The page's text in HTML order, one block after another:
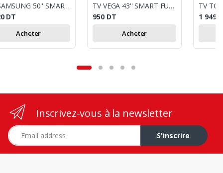
TV SAMSUNG 50'' SMART CU7000 CRYSTAL UHD 4K (2023) + ABONNEMENT TOD 3 MOIS
DT
Acheter
TV VEGA 43'' SMART FULL HD + RÉCEPTEUR INTÉGRÉ
950 DT
Acheter
1 949
Inscrivez-vous à la newsletter
Adresse e-mail
S'inscrire